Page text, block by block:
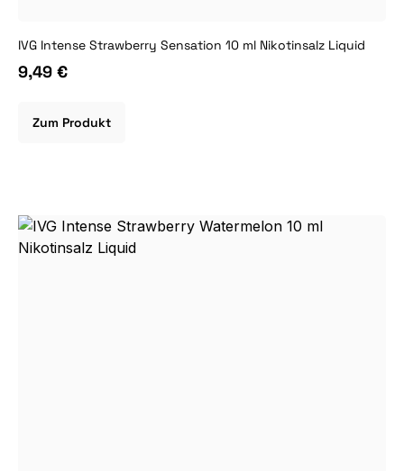
IVG Intense Strawberry Sensation 10 ml Nikotinsalz Liquid
9,49 €
Zum Produkt